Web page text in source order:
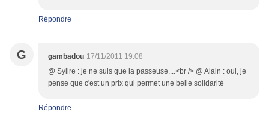
Répondre
G gambadou 17/11/2011 19:08
@ Sylire : je ne suis que la passeuse....<br /> @ Alain : oui, je
pense que c'est un prix qui permet une belle solidarité
Répondre